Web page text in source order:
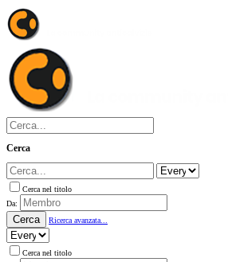
Cerca
Cerca nel titolo
Da:
Cerca Ricerca avanzata...
Cerca nel titolo